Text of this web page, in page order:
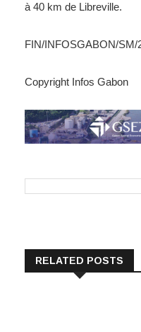
à 40 km de Libreville.
FIN/INFOSGABON/SM/
Copyright Infos Gabon
RELATED POSTS